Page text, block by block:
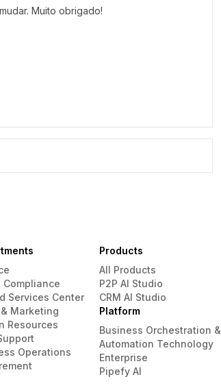
Muito obrigado!
Compliance
Services Center
Marketing
Resources
Operations
Products
All Products
P2P AI Studio
CRM AI Studio
Platform
Business Orchestration &
Automation Technology
Enterprise
Pipefy AI